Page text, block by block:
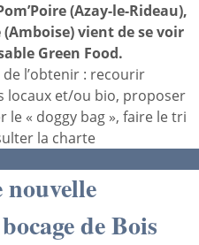
(Azay-le-Rideau),
(Amboise) vient de se voir
Green Food.
l’obtenir : recourir
locaux et/ou bio, proposer
« doggy bag », faire le tri
la charte
de Bois